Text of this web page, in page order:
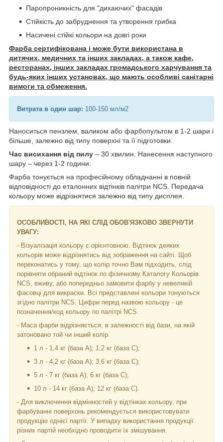
Паропроникність для "дихаючих" фасадів
Стійкість до забруднення та утворення грибка
Насичені стійкі кольори на довгі роки
Фарба сертифікована і може бути використана в
дитячих, медичних та інших закладах, а також кафе,
ресторанах, інших закладах громадського харчування та
будь-яких інших установах, що мають особливі санітарні
вимоги та обмеження.
Витрата в один шар: 100-150 мл/м2
Наноситься пензлем, валиком або фарбопультом в 1-2 шари і
більше, залежно від типу поверхні та її підготовки.
Час висихання від пилу – 30 хвилин. Нанесення наступного
шару – через 1-2 години.
Фарба тонується на професійному обладнанні в повній
відповідності до еталонних відтінків палітри NCS. Передача
кольору може відрізнятися залежно від типу дисплея.
ОСОБЛИВОСТІ, НА ЯКІ СЛІД ОБОВ'ЯЗКОВО ЗВЕРНУТИ
УВАГУ:
- Візуалізація кольору є орієнтовною. Відтінок деяких
кольорів може відрізнятись від зображення на сайті. Щоб
переконатись у тому, що колір точно Вам підходить, слід
порівняти обраний відтінок по фізичному Каталогу Кольорів
NCS, вживу, або попередньо замовити фарбу у невеликій
фасовці для викраски. Всі представлені кольори тонуються
згідно палітри NCS. Цифри перед назвою кольору - це
позначення/код кольору по палітрі NCS.
- Маса фарби відрізняється, в залежності від бази, на якій
затоновано той чи інший колір.
1 л - 1,4 кг (база А); 1,2 кг (база С);
3 л - 4,2 кг (база А); 3,6 кг (база C);
5 л - 7 кг (база А); 6 кг (база С);
10 л - 14 кг (база А); 12 кг (база С).
- Для виключення відмінностей у відтінках кольору, при
фарбуванні поверхонь рекомендується використовувати
продукцію однієї партії. У випадку використання продукції
різних партій необхідно проводити їх змішування.